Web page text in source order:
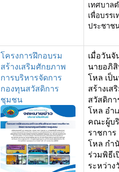
เทศบาล
เพื่อบรร
ประชาช
โครงการฝึกอบรม
สร้างเสริมศักยภาพ
การบริหารจัดการ
กองทุนสวัสดิการ
ชุมชน
เมื่อวันจั
นายอภิ
โหล เป็
สร้างเ
สวัสดิก
โหล อำ
คณะผู้บ
ราชกา
โหล กำ
ร่วมพิธี
ระหว่า